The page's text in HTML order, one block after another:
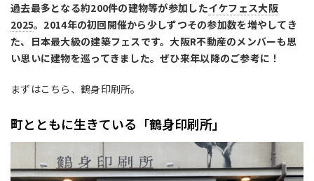
過去最多となる約200件の建物等が参加したイケフェス大阪
2025。2014年の初回開催から少しずつその参加数を増やしてき
た、日本最大級の建築フェスです。大阪R不動産のメンバーも思
い思いに建物を巡ってきました。ぜひ来年以降のご参考に！
まずはこちら、 鶴身印刷所。
町とともに生きている「鶴身印刷所」